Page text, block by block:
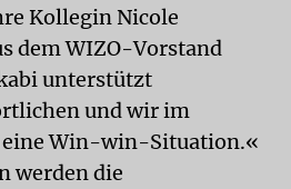
Kollegin Nicole
dem WIZO-Vorstand
unterstützt
und wir im
eine Win-win-Situation.«
werden die